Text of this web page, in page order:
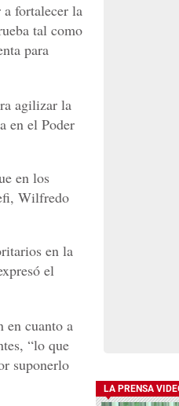
a fortalecer la
tal como
para
agilizar la
en el Poder
en los
Wilfredo
en la
el
en cuanto a
“lo que
suponerlo
LA PRENSA